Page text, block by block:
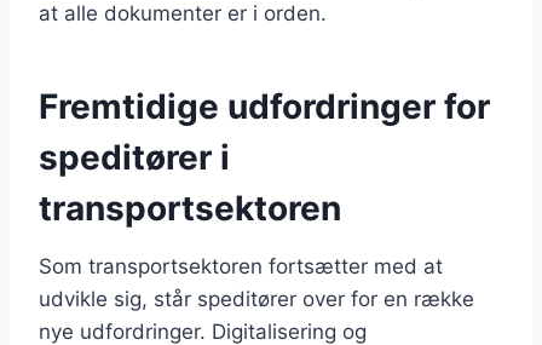
at alle dokumenter er i orden.
Fremtidige udfordringer for
speditører i
transportsektoren
Som transportsektoren fortsætter med at
udvikle sig, står speditører over for en række
nye udfordringer. Digitalisering og